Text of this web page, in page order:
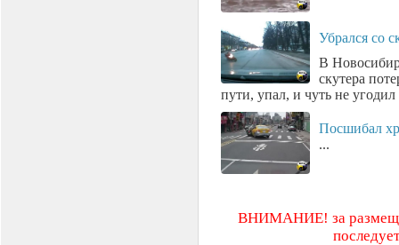
Убрался со
В
скутера
пути, упал, и чуть не
Посшибал
...
ВНИМАНИЕ! за